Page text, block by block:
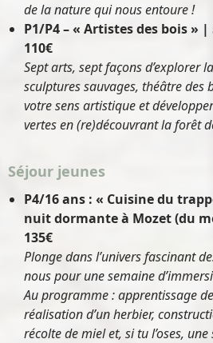
de la nature qui nous entoure !
P1/P4 – « Artistes des bois »
110€
Sept arts, sept façons d’explorer
sculptures sauvages, théâtre des
votre sens artistique et
vertes en (re)découvrant la forêt
Séjour jeunes
P4/16 ans : « Cuisine du
nuit dormante à Mozet (du
135€
Plonge dans l’univers fascinant
nous pour une semaine
Au programme : apprentissage
réalisation d’un herbier,
récolte de miel et, si tu l’oses,